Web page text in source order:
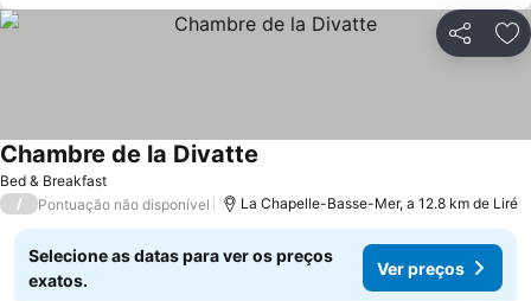
Partilhar
Bed & Breakfast
Chambre de la Divatte
/ Pontuação não disponível La Chapelle-Basse-Mer, a 12.8 km de Liré
Selecione as datas para ver os preços
exatos.
Ver preços